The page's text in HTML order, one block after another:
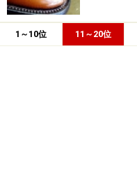
1～10位 11～20位